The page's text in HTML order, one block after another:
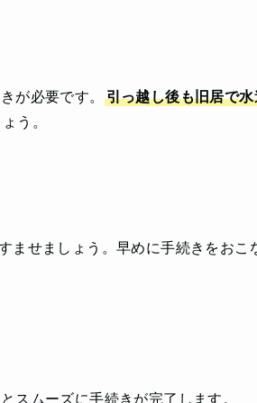
が必要です。
引っ越し後も旧居で
う。
ませましょう。早めに手続きをおこ
スムーズに手続きが完了します。